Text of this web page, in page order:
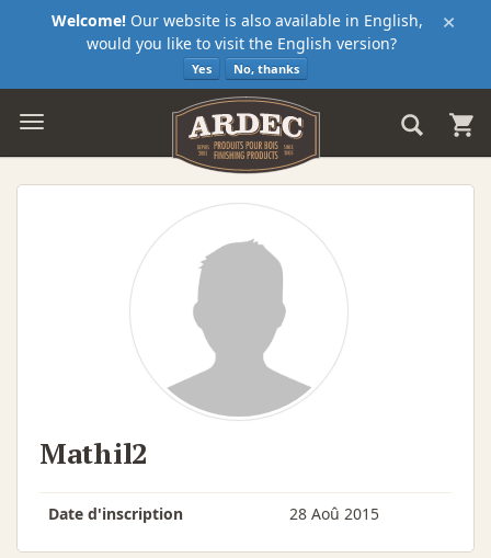
×
Welcome! Our website is also available in English,
would you like to visit the English version?
Yes No, thanks
Mathil2
Date d'inscription 28 Aoû 2015